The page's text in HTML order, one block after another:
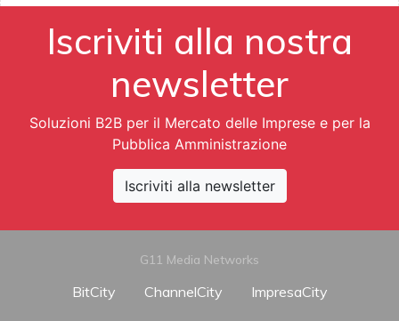
Iscriviti alla nostra
newsletter
Soluzioni B2B per il Mercato delle Imprese e per la
Pubblica Amministrazione
Iscriviti alla newsletter
G11 Media Networks
BitCity ChannelCity
ImpresaCity